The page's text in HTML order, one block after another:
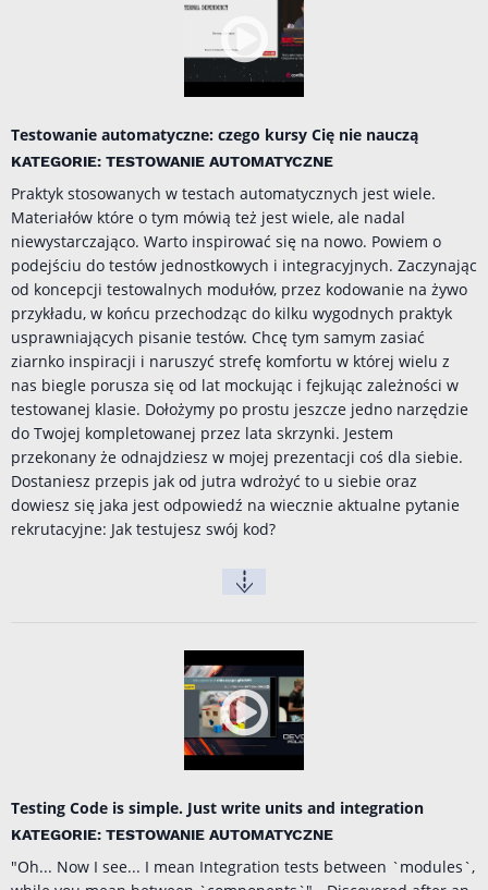
Testowanie automatyczne: czego kursy Cię nie nauczą
KATEGORIE: TESTOWANIE AUTOMATYCZNE
Praktyk stosowanych w testach automatycznych jest wiele.
Materiałów które o tym mówią też jest wiele, ale nadal
niewystarczająco. Warto inspirować się na nowo. Powiem o
podejściu do testów jednostkowych i integracyjnych. Zaczynając
od koncepcji testowalnych modułów, przez kodowanie na żywo
przykładu, w końcu przechodząc do kilku wygodnych praktyk
usprawniających pisanie testów. Chcę tym samym zasiać
ziarnko inspiracji i naruszyć strefę komfortu w której wielu z
nas biegle porusza się od lat mockując i fejkując zależności w
testowanej klasie. Dołożymy po prostu jeszcze jedno narzędzie
do Twojej kompletowanej przez lata skrzynki. Jestem
przekonany że odnajdziesz w mojej prezentacji coś dla siebie.
Dostaniesz przepis jak od jutra wdrożyć to u siebie oraz
dowiesz się jaka jest odpowiedź na wiecznie aktualne pytanie
rekrutacyjne: Jak testujesz swój kod?
Testing Code is simple. Just write units and integration
KATEGORIE: TESTOWANIE AUTOMATYCZNE
"Oh... Now I see... I mean Integration tests between `modules`,